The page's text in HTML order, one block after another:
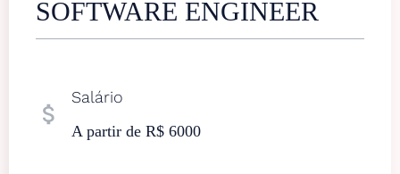
SOFTWARE ENGINEER
attach_money
Salário
A partir de R$ 6000